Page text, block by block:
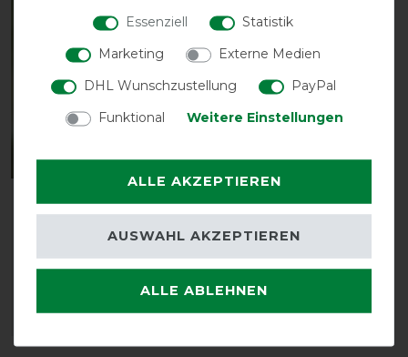
VISBY - black/white
Essenziell
Statistik
Marketing
Externe Medien
DHL Wunschzustellung
PayPal
Funktional
Weitere Einstellungen
ALLE AKZEPTIEREN
ALLE ABLEHNEN
AUSWAHL AKZEPTIEREN